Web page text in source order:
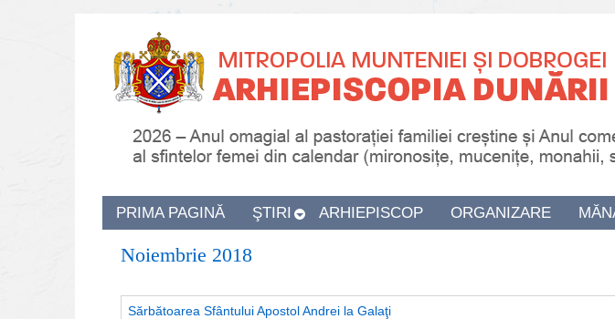
PRIMA PAGINĂ ŞTIRI ARHIEPISCOP ORGANIZARE
Noiembrie 2018
Sărbătoarea Sfântului Apostol Andrei la Galaţi